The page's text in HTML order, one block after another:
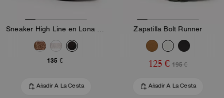
135 €
Añadir A La Cesta
Zapatilla Bolt Runner
125 € 195 €
Añadir A La Cesta